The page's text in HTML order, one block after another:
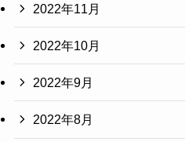
2022年11月
2022年10月
2022年9月
2022年8月